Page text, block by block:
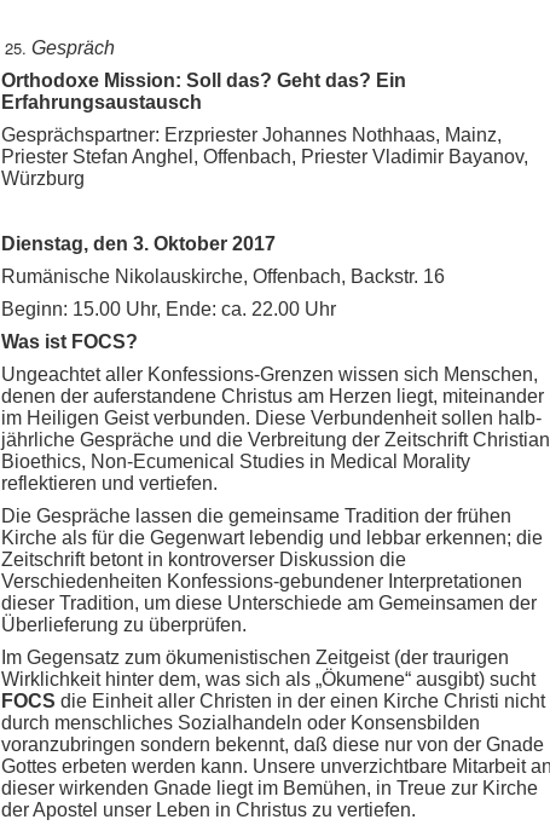
Gespräch
Orthodoxe Mission: Soll das? Geht das? Ein
Erfahrungsaustausch
Gesprächspartner: Erzpriester Johannes Nothhaas, Mainz,
Priester Stefan Anghel, Offenbach, Priester Vladimir Bayanov,
Würzburg
Dienstag, den 3. Oktober 2017
Rumänische Nikolauskirche, Offenbach, Backstr. 16
Beginn: 15.00 Uhr, Ende: ca. 22.00 Uhr
Was ist FOCS?
Ungeachtet aller Konfessions-Grenzen wissen sich Menschen,
denen der auferstandene Christus am Herzen liegt, miteinander
im Heiligen Geist verbunden. Diese Verbundenheit sollen halb-
jährliche Gespräche und die Verbreitung der Zeitschrift Christian
Bioethics, Non-Ecumenical Studies in Medical Morality
reflektieren und vertiefen.
Die Gespräche lassen die gemeinsame Tradition der frühen
Kirche als für die Gegenwart lebendig und lebbar erkennen; die
Zeitschrift betont in kontroverser Diskussion die
Verschiedenheiten Konfessions-gebundener Interpretationen
dieser Tradition, um diese Unterschiede am Gemeinsamen der
Überlieferung zu überprüfen.
Im Gegensatz zum ökumenistischen Zeitgeist (der traurigen
Wirklichkeit hinter dem, was sich als „Ökumene“ ausgibt) sucht
FOCS die Einheit aller Christen in der einen Kirche Christi nicht
durch menschliches Sozialhandeln oder Konsensbilden
voranzubringen sondern bekennt, daß diese nur von der Gnade
Gottes erbeten werden kann. Unsere unverzichtbare Mitarbeit
dieser wirkenden Gnade liegt im Bemühen, in Treue zur Kirche
der Apostel unser Leben in Christus zu vertiefen.